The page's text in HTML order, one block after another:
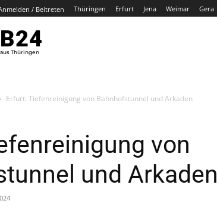
/ Beitreten Thüringen Erfurt Jena Weimar Gera
Thüringen
Erfurt: Tiefenreinigung von Bahnhofstunnel und Arkaden
von
und Arkaden